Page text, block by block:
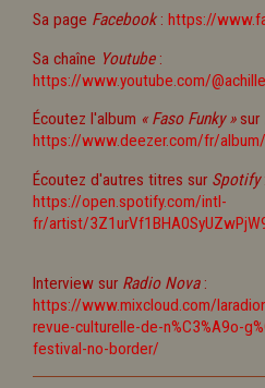
Sa page Facebook: https://
Sa chaîne Youtube:
https://www.youtube.com/
Écoutez l'album « Faso Funky »sur
https://www.deezer.com/fr/
Écoutez d'autres titres sur Spotify:
https://open.spotify.com/intl-
fr/artist/
Interview sur Radio Nova:
https://www.mixcloud.com/
revue-culturelle-de-n%C3%A9o-
festival-no-border/